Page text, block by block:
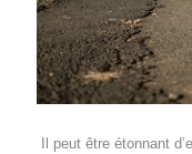
Il peut être étonnant